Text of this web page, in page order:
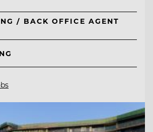
/ BACK OFFICE AGENT